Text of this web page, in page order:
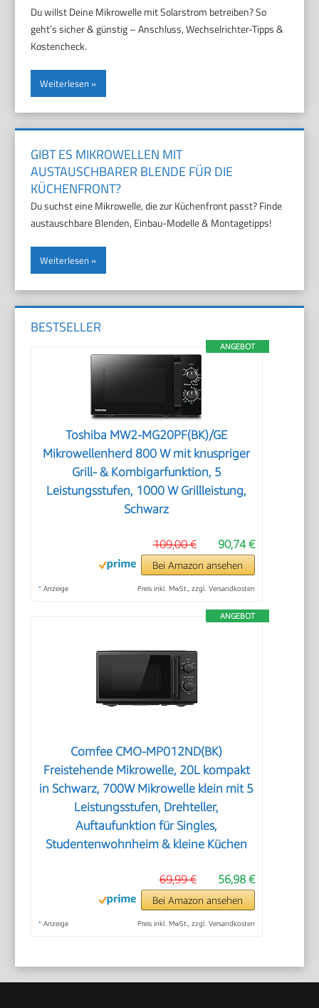
Du willst Deine Mikrowelle mit Solarstrom betreiben? So
geht’s sicher & günstig – Anschluss, Wechselrichter-Tipps &
Kostencheck.
Weiterlesen
GIBT ES MIKROWELLEN MIT
AUSTAUSCHBARER BLENDE FÜR DIE
KÜCHENFRONT?
Du suchst eine Mikrowelle, die zur Küchenfront passt? Finde
austauschbare Blenden, Einbau-Modelle & Montagetipps!
Weiterlesen
BESTSELLER
ANGEBOT
Toshiba MW2-MG20PF(BK)/GE
Mikrowellenherd 800 W mit knuspriger
Grill- & Kombigarfunktion, 5
Leistungsstufen, 1000 W Grillleistung,
Schwarz
90,74 €
109,00 €
Bei Amazon ansehen
* Anzeige Preis inkl. MwSt., zzgl. Versandkosten
ANGEBOT
Comfee CMO-MP012ND(BK)
Freistehende Mikrowelle, 20L kompakt
in Schwarz, 700W Mikrowelle klein mit 5
Leistungsstufen, Drehteller,
Auftaufunktion für Singles,
Studentenwohnheim & kleine Küchen
56,98 €
69,99 €
Bei Amazon ansehen
* Anzeige Preis inkl. MwSt., zzgl. Versandkosten